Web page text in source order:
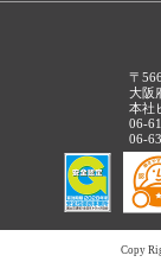
〒
大阪
本社
06-
06-
Copy